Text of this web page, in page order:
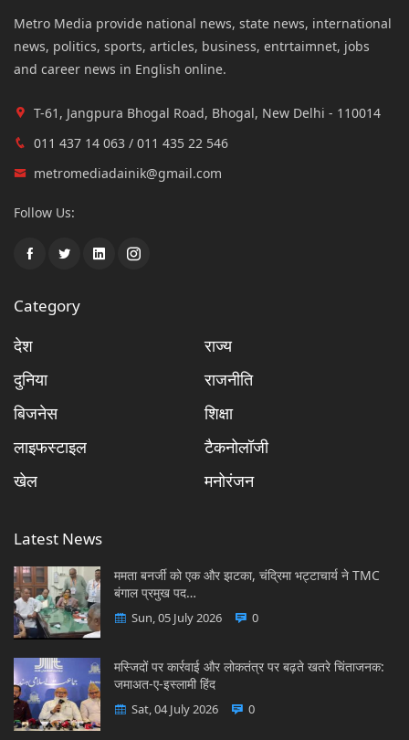
Metro Media provide national news, state news, international
news, politics, sports, articles, business, entrtaimnet, jobs
and career news in English online.
T-61, Jangpura Bhogal Road, Bhogal, New Delhi - 110014
011 437 14 063 / 011 435 22 546
metromediadainik@gmail.com
Follow Us:
Category
देश
राज्य
दुनिया
राजनीति
बिजनेस
शिक्षा
लाइफस्टाइल
टैकनोलॉजी
खेल
मनोरंजन
Latest News
ममता बनर्जी को एक और झटका, चंद्रिमा भट्टाचार्य ने TMC
बंगाल प्रमुख पद…
Sun, 05 July 2026 0
मस्जिदों पर कार्रवाई और लोकतंत्र पर बढ़ते खतरे चिंताजनक:
जमाअत-ए-इस्लामी हिंद
Sat, 04 July 2026 0